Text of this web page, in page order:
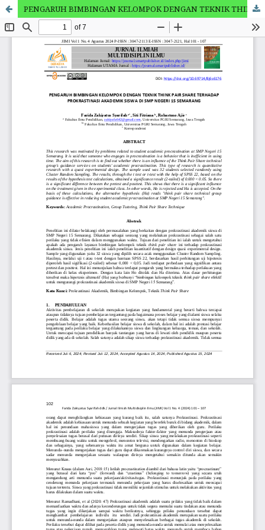
PENGARUH BIMBINGAN KELOMPOK DENGAN TEKNIK THINK PAIR SHARE TERHADAP PROKRASTINASI AKADEMIK SISWA DI SMP NEGERI 15 SEMARANG